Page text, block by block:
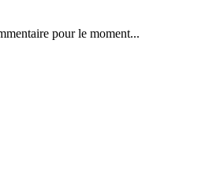
pour le moment...